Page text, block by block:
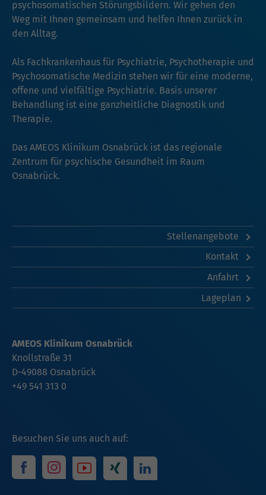
psychosomatischen Störungsbildern. Wir gehen den
Weg mit Ihnen gemeinsam und helfen Ihnen zurück in
den Alltag.
Als Fachkrankenhaus für Psychiatrie, Psychotherapie und
Psychosomatische Medizin stehen wir für eine moderne,
offene und vielfältige Psychiatrie. Basis unserer
Behandlung ist eine ganzheitliche Diagnostik und
Therapie.
Das AMEOS Klinikum Osnabrück ist das regionale
Zentrum für psychische Gesundheit im Raum
Osnabrück.
Stellenangebote
Kontakt
Anfahrt
Lageplan
Besuchen Sie uns auch auf:
AMEOS Klinikum Osnabrück
Knollstraße 31
D-49088 Osnabrück
+49 541 313 0